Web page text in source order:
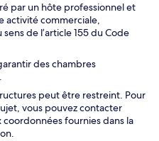
par un hôte professionnel et
activité commerciale,
de l’article 155 du Code
des chambres
peut être restreint. Pour
vous pouvez contacter
fournies dans la